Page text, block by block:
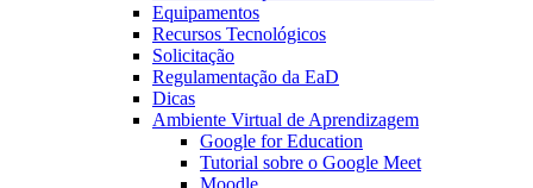
Equipamentos
Recursos Tecnológicos
Solicitação
Regulamentação da EaD
Dicas
Ambiente Virtual de Aprendizagem
Google for Education
Tutorial sobre o Google Meet
Moodle